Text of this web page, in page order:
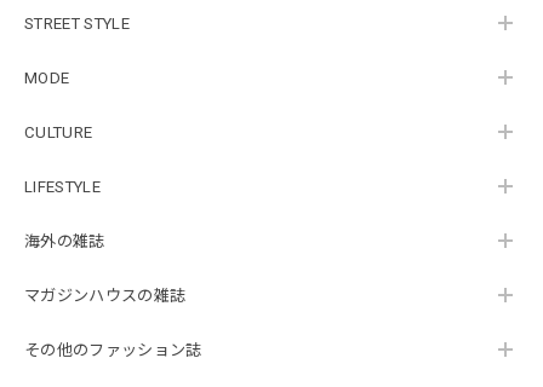
STREET STYLE
MODE
CULTURE
LIFESTYLE
海外の雑誌
マガジンハウスの雑誌
その他のファッション誌